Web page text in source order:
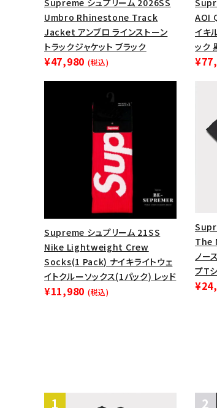
キーワードから探す
シーズンから探す
Supreme シュプリーム 2026SS
Umbro Rhinestone Track
Jacket アンブロ ラインストーン
トラックジャケット ブラック
¥47,980 (税込)
AOI
イキ
ック
Supreme シュプリーム 21SS
Nike Lightweight Crew
Socks(1 Pack) ナイキライトウェ
イトクルーソックス(1パック) レッド
¥11,980 (税込)
The
ノー
プT